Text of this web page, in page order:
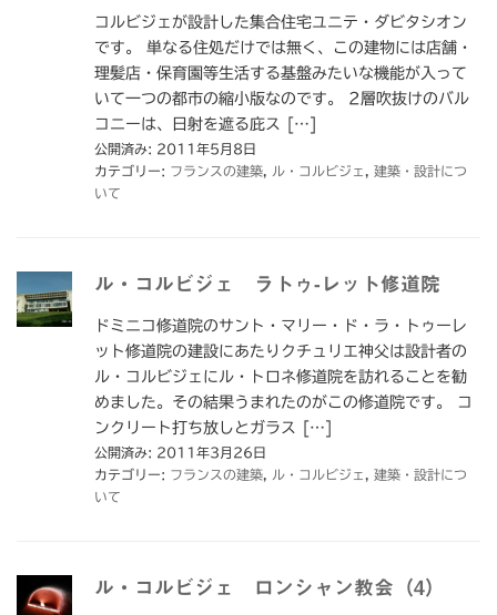
コルビジェが設計した集合住宅ユニテ・ダビタシオン
です。 単なる住処だけでは無く、この建物には店舗・
理髪店・保育園等生活する基盤みたいな機能が入って
いて一つの都市の縮小版なのです。 2層吹抜けのバル
コニーは、日射を遮る庇ス […]
公開済み: 2011年5月8日
カテゴリー: フランスの建築 ル・コルビジェ
建築・設計につ
いて
ル・コルビジェ ラトゥ-レット修道院
ドミニコ修道院のサント・マリー・ド・ラ・トゥーレ
ット修道院の建設にあたりクチュリエ神父は設計者の
ル・コルビジェにル・トロネ修道院を訪れることを勧
めました。その結果うまれたのがこの修道院です。 コ
ンクリート打ち放しとガラス […]
公開済み: 2011年3月26日
カテゴリー: フランスの建築 ル・コルビジェ
建築・設計につ
いて
ル・コルビジェ ロンシャン教会（4）